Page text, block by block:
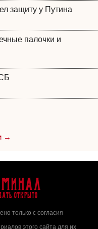
защиту у Путина
палочки и
→
открыто
только с согласия
этого сайта для их